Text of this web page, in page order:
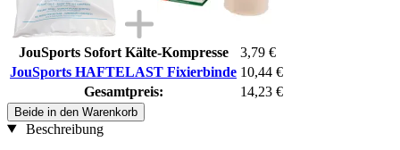
JouSports Sofort Kälte-Kompresse
3,79 €
JouSports HAFTELAST Fixierbinde 10,44 €
Gesamtpreis:
14,23 €
Beide in den Warenkorb
Beschreibung